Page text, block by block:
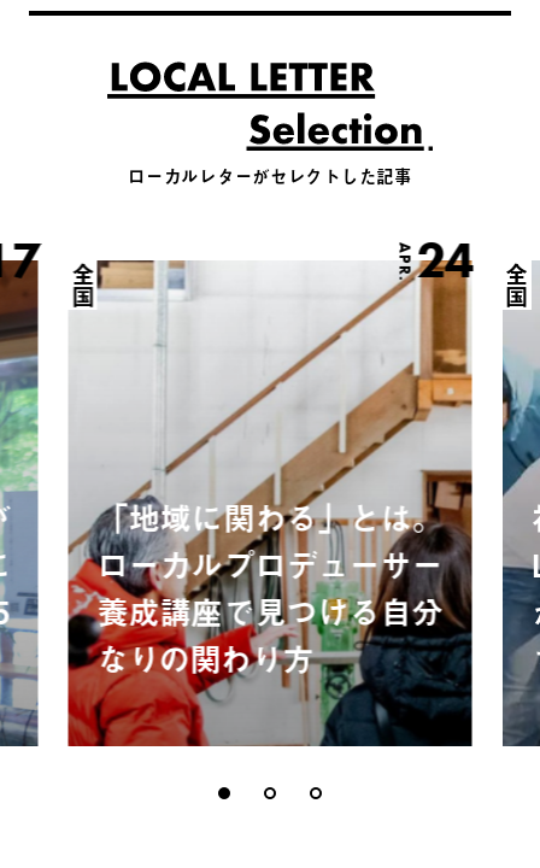
ローカルレターがセレクトした記事
APR.24
全国
「地域に関わる」とは。
ローカルプロデューサー
養成講座で見つける自分
なりの関わり方
全国